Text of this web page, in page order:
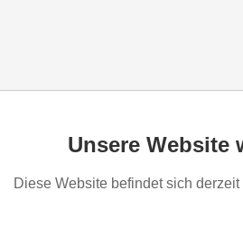
Unsere Website
Diese Website befindet sich